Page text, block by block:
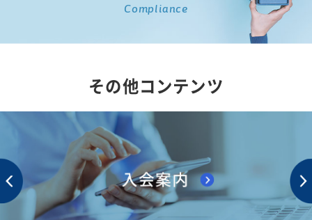
Compliance
その他コンテンツ